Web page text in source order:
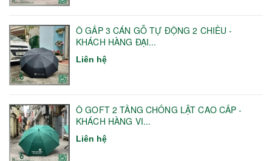
Ô GẤP 3 CÁN GỖ TỰ ĐỘNG 2 CHIỀU -
KHÁCH HÀNG ĐẠI...
Liên hệ
Ô GOFT 2 TẦNG CHỐNG LẬT CAO CẤP -
KHÁCH HÀNG VI...
Liên hệ